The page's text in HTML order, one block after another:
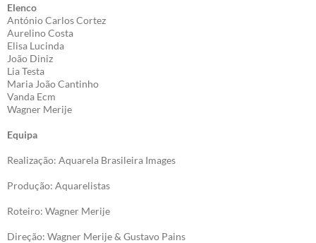
Elenco
António Carlos Cortez
Aurelino Costa
Elisa Lucinda
João Diniz
Lia Testa
Maria João Cantinho
Vanda Ecm
Wagner Merije
Equipa
Realização: Aquarela Brasileira Images
Produção: Aquarelistas
Roteiro: Wagner Merije
Direção: Wagner Merije & Gustavo Pains